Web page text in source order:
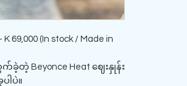
69,000 (In stock / Made in
ခဲ့တဲ့ Beyonce Heat ဈေးနှုန်း
ါပဲ။